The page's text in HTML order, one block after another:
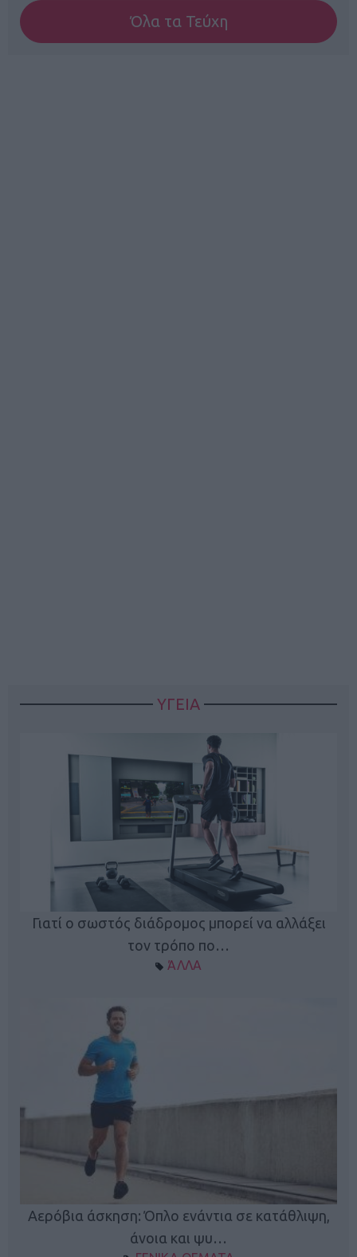
Όλα τα Τεύχη
ΥΓΕΙΑ
Γιατί ο σωστός διάδρομος μπορεί να αλλάξει
τον τρόπο πο…
ΆΛΛΑ
Αερόβια άσκηση: Όπλο ενάντια σε κατάθλιψη,
άνοια και ψυ…